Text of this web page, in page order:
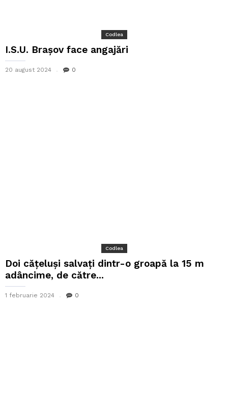
Codlea
I.S.U. Brașov face angajări
20 august 2024 0
Codlea
Doi cățeluși salvați dintr-o groapă la 15 m
adâncime, de către...
1 februarie 2024 0